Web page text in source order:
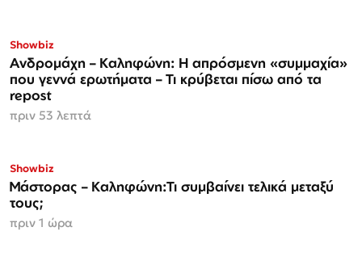
Showbiz
Ανδρομάχη – Καληφώνη: Η απρόσμενη «συμμαχία»
που γεννά ερωτήματα – Τι κρύβεται πίσω από τα
repost
πριν 53 λεπτά
Showbiz
Μάστορας – Καληφώνη:Τι συμβαίνει τελικά μεταξύ
τους;
πριν 1 ώρα